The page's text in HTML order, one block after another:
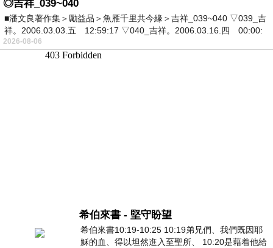
◎吉祥_039~040
■潘文良著作集＞勵益品＞魚雁千里共今緣＞吉祥_039~040 ▽039_吉
祥。2006.03.03.五 12:59:17 ▽040_吉祥。2006.03.16.四 00:00:
2026-08-06
希伯來書 - 堅守盼望
希伯來書10:19-10:25 10:19弟兄們、我們既因耶
穌的血、得以坦然進入至聖所、 10:20是藉着他給